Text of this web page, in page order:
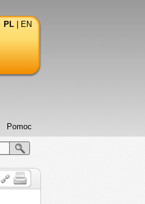
PL EN
Pomoc